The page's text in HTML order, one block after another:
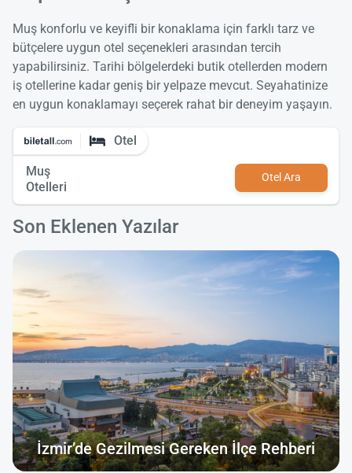
Muş konforlu ve keyifli bir konaklama için farklı tarz ve
bütçelere uygun otel seçenekleri arasından tercih
yapabilirsiniz. Tarihi bölgelerdeki butik otellerden modern
iş otellerine kadar geniş bir yelpaze mevcut. Seyahatinize
en uygun konaklamayı seçerek rahat bir deneyim yaşayın.
Otel
Muş
Otelleri
Otel Ara
Son Eklenen Yazılar
İzmir’de Gezilmesi Gereken İlçe Rehberi